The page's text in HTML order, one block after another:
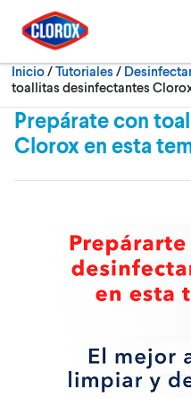
Ir al Menú principal
Ir a Contenido
Ir al Pie de página
Inicio/Tutoriales
toallitas desinfectantes
Prepárate con
Clorox en esta